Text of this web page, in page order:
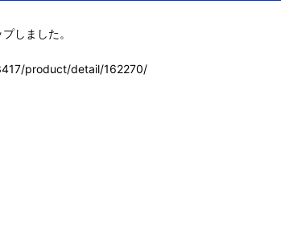
しました。
product/detail/162270/